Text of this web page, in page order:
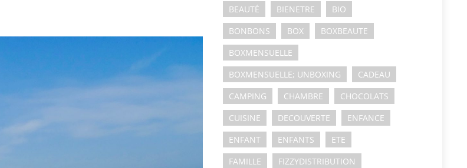
BEAUTÉ
BIENETRE
BIO
BONBONS
BOX
BOXBEAUTE
BOXMENSUELLE
BOXMENSUELLE; UNBOXING
CADEAU
CAMPING
CHAMBRE
CHOCOLATS
CUISINE
DECOUVERTE
ENFANCE
ENFANT
ENFANTS
ETE
FAMILLE
FIZZYDISTRIBUTION